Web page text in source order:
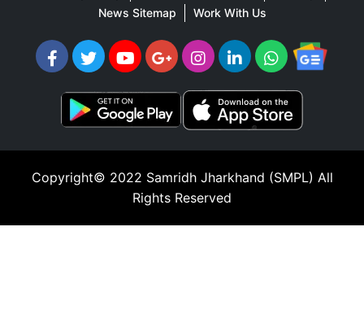
News Sitemap
Work With Us
Copyright© 2022 Samridh Jharkhand (SMPL) All
Rights Reserved